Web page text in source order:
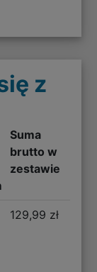
z
Suma
brutto w
zestawie
129,99 zł